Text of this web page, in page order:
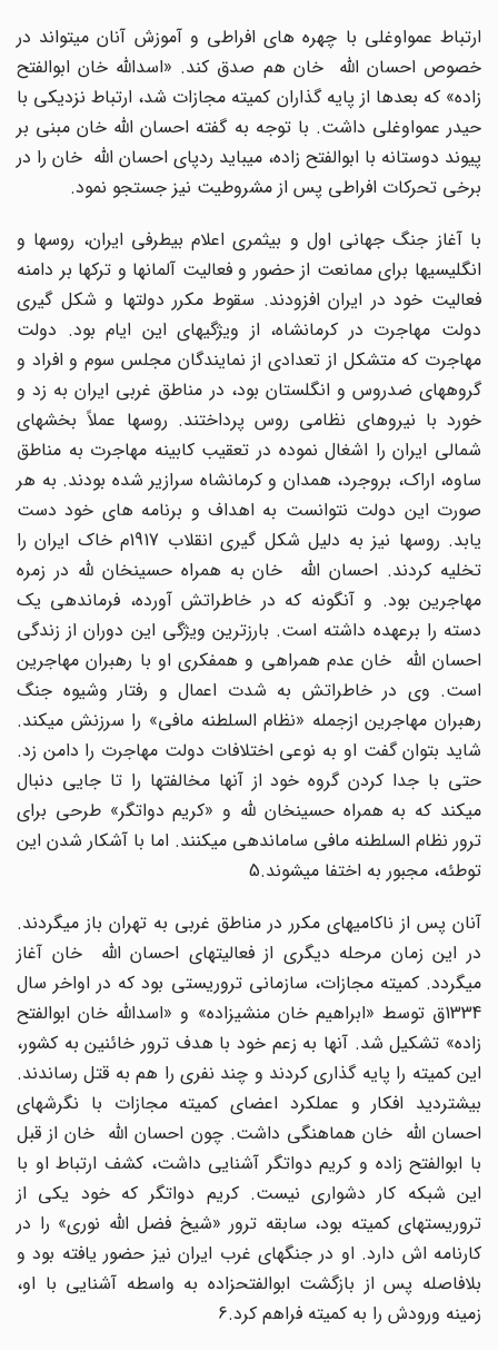
ارتباط عمواوغلی با چهره های افراطی و آموزش آنان میتواند در
خصوص احسان الله خان هم صدق کند. «اسدالله خان ابوالفتح
زاده» که بعدها از پایه گذاران کمیته مجازات شد، ارتباط نزدیکی با
حیدر عمواوغلی داشت. با توجه به گفته احسان الله خان مبنی بر
پیوند دوستانه با ابوالفتح زاده، میباید ردپای احسان الله خان را در
برخی تحرکات افراطی پس از مشروطیت نیز جستجو نمود.
با آغاز جنگ جهانی اول و بیثمری اعلام بیطرفی ایران، روسها و
انگلیسیها برای ممانعت از حضور و فعالیت آلمانها و ترکها بر دامنه
فعالیت خود در ایران افزودند. سقوط مکرر دولتها و شکل گیری
دولت مهاجرت در کرمانشاه، از ویژگیهای این ایام بود. دولت
مهاجرت که متشکل از تعدادی از نمایندگان مجلس سوم و افراد و
گروههای ضدروس و انگلستان بود، در مناطق غربی ایران به زد و
خورد با نیروهای نظامی روس پرداختند. روسها عملاً بخشهای
شمالی ایران را اشغال نموده در تعقیب کابینه مهاجرت به مناطق
ساوه، اراک، بروجرد، همدان و کرمانشاه سرازیر شده بودند. به هر
صورت این دولت نتوانست به اهداف و برنامه های خود دست
یابد. روسها نیز به دلیل شکل گیری انقلاب 1917م خاک ایران را
تخلیه کردند. احسان الله خان به همراه حسینخان لله در زمره
مهاجرین بود. و آنگونه که در خاطراتش آورده، فرماندهی یک
دسته را برعهده داشته است. بارزترین ویژگی این دوران از زندگی
احسان الله خان عدم همراهی و همفکری او با رهبران مهاجرین
است. وی در خاطراتش به شدت اعمال و رفتار وشیوه جنگ
رهبران مهاجرین ازجمله «نظام السلطنه مافی» را سرزنش میکند.
شاید بتوان گفت او به نوعی اختلافات دولت مهاجرت را دامن زد.
حتی با جدا کردن گروه خود از آنها مخالفتها را تا جایی دنبال
میکند که به همراه حسینخان لله و «کریم دواتگر» طرحی برای
ترور نظام السلطنه مافی ساماندهی میکنند. اما با آشکار شدن این
توطئه، مجبور به اختفا میشوند.5
آنان پس از ناکامیهای مکرر در مناطق غربی به تهران باز میگردند.
در این زمان مرحله دیگری از فعالیتهای احسان الله خان آغاز
میگردد. کمیته مجازات، سازمانی تروریستی بود که در اواخر سال
1334ق توسط «ابراهیم خان منشیزاده» و «اسدالله خان ابوالفتح
زاده» تشکیل شد. آنها به زعم خود با هدف ترور خائنین به کشور،
این کمیته را پایه گذاری کردند و چند نفری را هم به قتل رساندند.
بیشتردید افکار و عملکرد اعضای کمیته مجازات با نگرشهای
احسان الله خان هماهنگی داشت. چون احسان الله خان از قبل
با ابوالفتح زاده و کریم دواتگر آشنایی داشت، کشف ارتباط او با
این شبکه کار دشواری نیست. کریم دواتگر که خود یکی از
تروریستهای کمیته بود، سابقه ترور «شیخ فضل الله نوری» را در
کارنامه اش دارد. او در جنگهای غرب ایران نیز حضور یافته بود و
بلافاصله پس از بازگشت ابوالفتحزاده به واسطه آشنایی با او،
زمینه ورودش را به کمیته فراهم کرد.6